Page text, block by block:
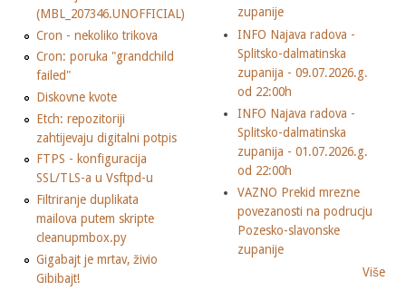
(MBL_207346.UNOFFICIAL)
Cron - nekoliko trikova
Cron: poruka "grandchild
failed"
Diskovne kvote
Etch: repozitoriji
zahtijevaju digitalni potpis
FTPS - konfiguracija
SSL/TLS-a u Vsftpd-u
Filtriranje duplikata
mailova putem skripte
cleanupmbox.py
Gigabajt je mrtav, živio
Gibibajt!
zupanije
INFO Najava radova -
Splitsko-dalmatinska
zupanija - 09.07.2026.g.
od 22:00h
INFO Najava radova -
Splitsko-dalmatinska
zupanija - 01.07.2026.g.
od 22:00h
VAZNO Prekid mrezne
povezanosti na podrucju
Pozesko-slavonske
zupanije
Više